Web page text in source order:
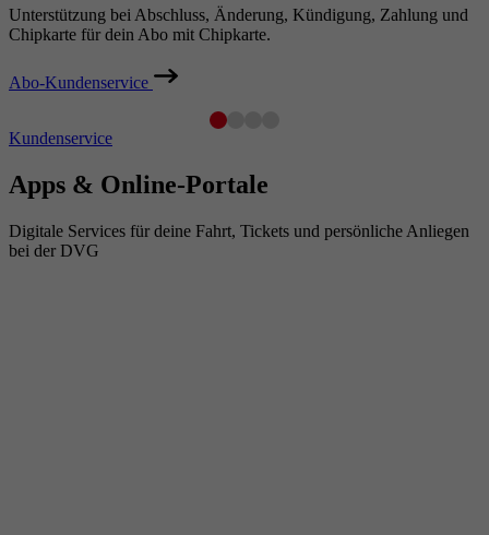
Unterstützung bei Abschluss, Änderung, Kündigung, Zahlung und
Chipkarte für dein Abo mit Chipkarte.
Abo-Kundenservice
Kundenservice
Apps & Online-Portale
Digitale Services für deine Fahrt, Tickets und persönliche Anliegen
bei der DVG